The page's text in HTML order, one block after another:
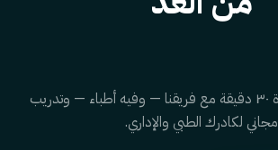
عرض تجريبي لمدة ٣٠ دقيقة مع فريقنا — وفيه أطباء — وتدريب
مجاني لكادرك الطبي والإداري.